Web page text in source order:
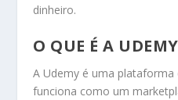
dinheiro.
O QUE É A
A Udemy é uma plataforma
funciona como um